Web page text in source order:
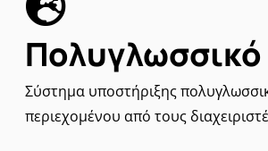
Πολυγλωσσικό
Σύστημα υποστήριξης
περιεχομένου από τους